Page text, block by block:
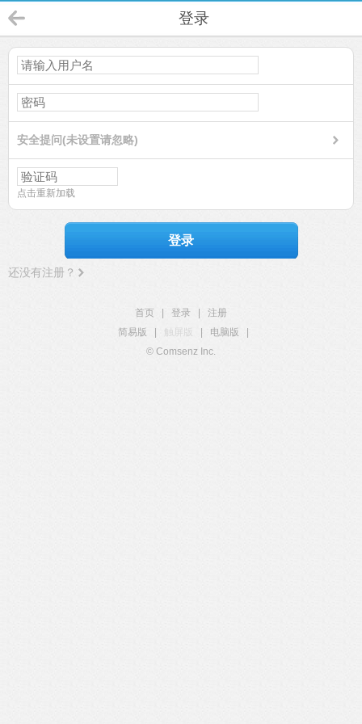
登录
安全提问(未设置请忽略)
点击重新加载
登录
还没有注册？
首页 登录
注册
简易版
触屏版 电脑版
© Comsenz Inc.